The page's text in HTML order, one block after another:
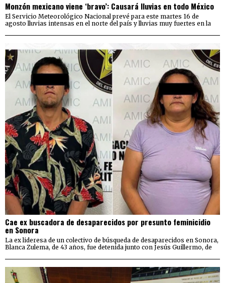
Monzón mexicano viene ‘bravo’: Causará lluvias en todo México
El Servicio Meteorológico Nacional prevé para este martes 16 de
agosto lluvias intensas en el norte del país y lluvias muy fuertes en la
Cae ex buscadora de desaparecidos por presunto feminicidio
en Sonora
La ex lideresa de un colectivo de búsqueda de desaparecidos en Sonora,
Blanca Zulema, de 43 años, fue detenida junto con Jesús Guillermo, de